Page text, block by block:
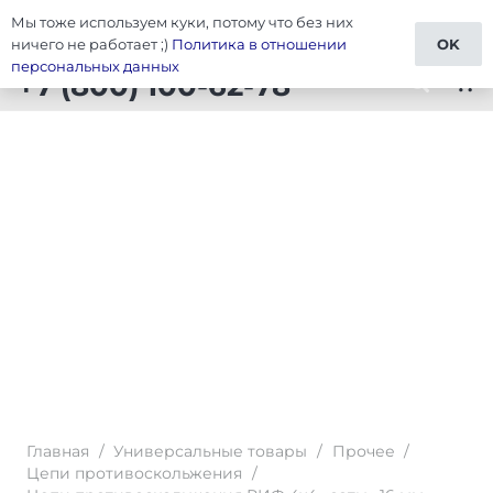
Тюнинг Универсальные товары
+7 (800) 100-62-78 shopping_cart
Главная / Универсальные товары / Прочее /
Цепи противоскольжения /
Мы тоже используем куки, потому что без них
ничего не работает ;) Политика в отношении
персональных данных
OK